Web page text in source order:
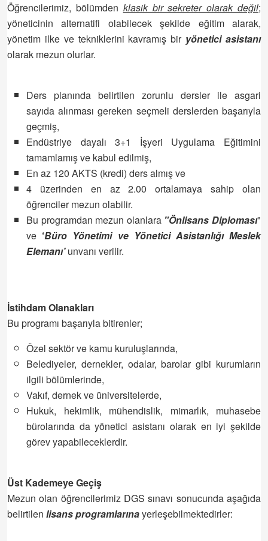
Öğrencilerimiz, bölümden klasik bir sekreter olarak değil;
yöneticinin alternatifi olabilecek şekilde eğitim alarak,
yönetim ilke ve tekniklerini kavramış bir yönetici asistanı
olarak mezun olurlar.
Ders planında belirtilen zorunlu dersler ile asgari
sayıda alınması gereken seçmeli derslerden başarıyla
geçmiş,
Endüstriye dayalı 3+1 İşyeri Uygulama Eğitimini
tamamlamış ve kabul edilmiş,
En az 120 AKTS (kredi) ders almış ve
4 üzerinden en az 2.00 ortalamaya sahip olan
öğrenciler mezun olabilir.
Bu programdan mezun olanlara "Önlisans Diploması"
ve ‘Büro Yönetimi ve Yönetici Asistanlığı Meslek
Elemanı’ unvanı verilir.
İstihdam Olanakları
Bu programı başarıyla bitirenler;
Özel sektör ve kamu kuruluşlarında,
Belediyeler, dernekler, odalar, barolar gibi kurumların
ilgili bölümlerinde,
Vakıf, dernek ve üniversitelerde,
Hukuk, hekimlik, mühendislik, mimarlık, muhasebe
bürolarında da yönetici asistanı olarak en iyi şekilde
görev yapabileceklerdir.
Üst Kademeye Geçiş
Mezun olan öğrencilerimiz DGS sınavı sonucunda aşağıda
belirtilen lisans programlarınayerleşebilmektedirler: